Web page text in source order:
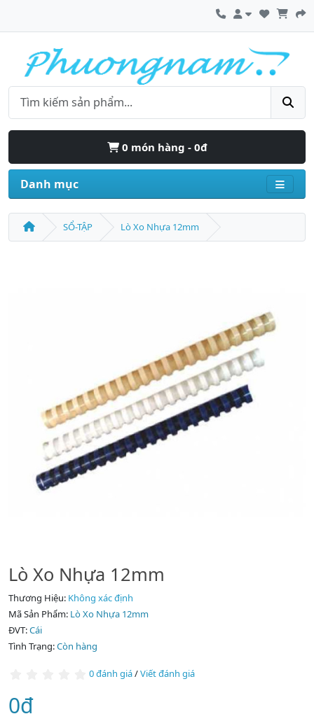
0 món hàng - 0đ
Danh mục
SỔ-TẬP Lò Xo Nhựa 12mm
Lò Xo Nhựa 12mm
Thương Hiệu: Không xác định
Mã Sản Phẩm: Lò Xo Nhựa 12mm
ĐVT:Cái
Tình Trạng:Còn hàng
0 đánh giá/Viết đánh giá
0đ